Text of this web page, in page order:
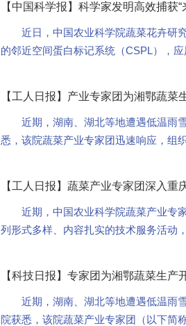
【中国科学报】科学家发明高效捕获
近日，中国农业科学院蔬菜花卉研
的邻近空间蛋白标记系统（CSPL），
【工人日报】产业专家团为湘鄂蔬菜
近期，湖南、湖北等地遭遇低温雨
悉，该院蔬菜产业专家团迅速响应，组
【工人日报】蔬菜产业专家团深入重
近期，中国农业科学院蔬菜产业专
列形式多样、内容扎实的技术服务活动
【科技日报】专家团为湘鄂蔬菜生产
近期，湖南、湖北等地遭遇低温雨
院获悉，该院蔬菜产业专家团（以下简